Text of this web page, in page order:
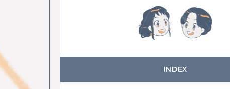
全ての記事をみる
INDEX